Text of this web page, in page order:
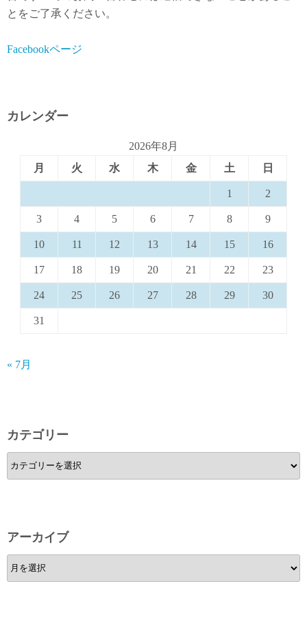
とをご了承ください。
Facebookページ
カレンダー
2026年8月
月
火 水 木 金 土 日
1 2
3 4 5 6 7 8 9
10 11 12 13 14 15 16
17 18 19 20 21 22 23
24 25 26 27 28 29 30
31
« 7月
カテゴリー
カ
テ
ー
アーカイブ
ア
ー